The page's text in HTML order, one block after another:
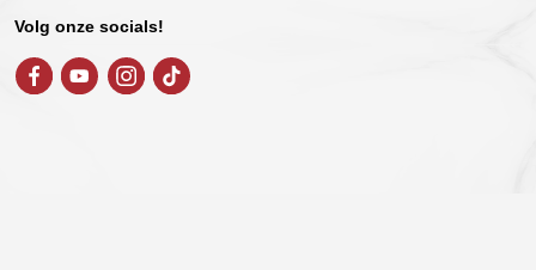
Volg onze socials!